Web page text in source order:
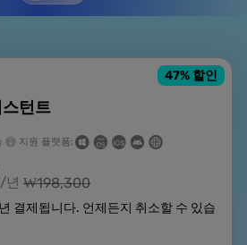
턴트
47% 할인
지원 플랫폼:
/년 ₩198,300
결제됩니다. 언제든지 취소할 수 있습